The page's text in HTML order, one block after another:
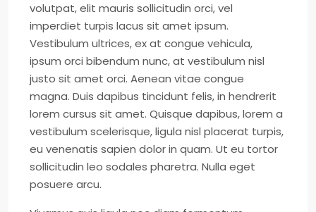
volutpat, elit mauris sollicitudin orci, vel
imperdiet turpis lacus sit amet ipsum.
Vestibulum ultrices, ex at congue vehicula,
ipsum orci bibendum nunc, at vestibulum nisl
justo sit amet orci. Aenean vitae congue
magna. Duis dapibus tincidunt felis, in hendrerit
lorem cursus sit amet. Quisque dapibus, lorem a
vestibulum scelerisque, ligula nisl placerat turpis,
eu venenatis sapien dolor in quam. Ut eu tortor
sollicitudin leo sodales pharetra. Nulla eget
posuere arcu.